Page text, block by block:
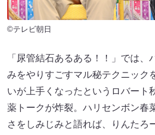
©テレビ朝日
「尿管結石あるある！！」では、
みをやりすごすマル秘テクニック
いが上手くなったというロバート
薬トークが炸裂。ハリセンボン春
さをしみじみと語れば、りんたろ